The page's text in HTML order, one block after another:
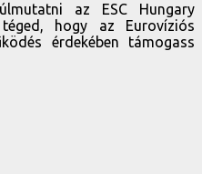
az ESC Hungary
hogy az Eurovíziós
érdekében támogass